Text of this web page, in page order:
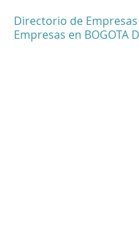
Directorio de Empresas
Empresas en BOGOTA